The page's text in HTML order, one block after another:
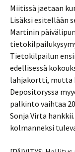
Miitissä jaetaan
Lisäksi esitellään
Martinin
Tietokilpailun
edellisessä
lahjakortti, mutta
Depositoryssa
palkinto vaihtaa
Sonja Virta
kolmanneksi